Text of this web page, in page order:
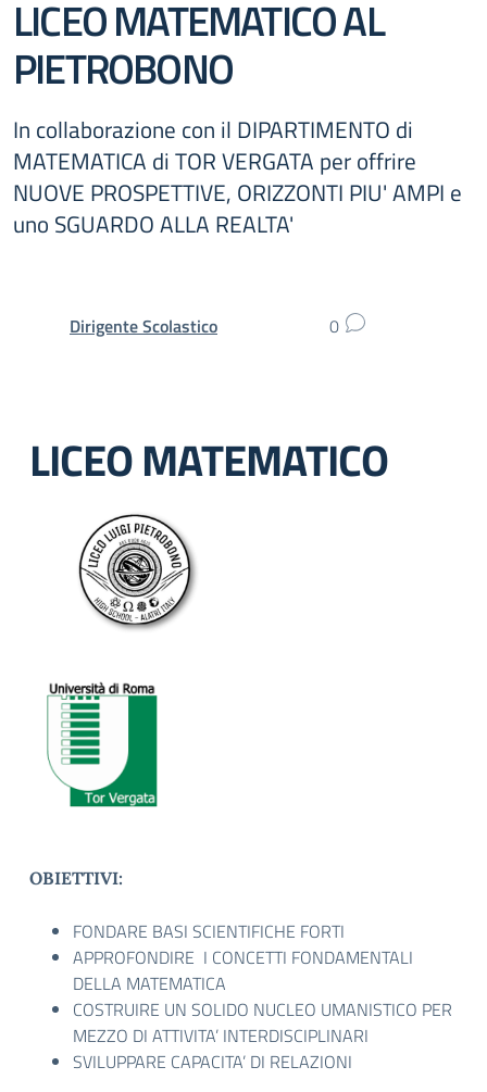
LICEO MATEMATICO AL
PIETROBONO
In collaborazione con il DIPARTIMENTO di
MATEMATICA di TOR VERGATA per offrire
NUOVE PROSPETTIVE, ORIZZONTI PIU' AMPI e
uno SGUARDO ALLA REALTA'
Dirigente Scolastico 0
LICEO MATEMATICO
OBIETTIVI:
FONDARE BASI SCIENTIFICHE FORTI
APPROFONDIRE I CONCETTI FONDAMENTALI
DELLA MATEMATICA
COSTRUIRE UN SOLIDO NUCLEO UMANISTICO PER
MEZZO DI ATTIVITA’ INTERDISCIPLINARI
SVILUPPARE CAPACITA’ DI RELAZIONI